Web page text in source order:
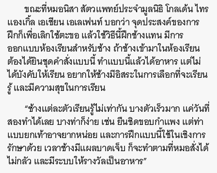
ขณะที่หมอนิสา สัตวแพทย์ประจำมูลนิธิ โกลเด้น ไทร
แองเกิ้ล เอเชียน เอเลเฟนท์ บอกว่า จุดประสงค์ของการ
ฝึกก็เพื่อเลิกใช้ตะขอ แล้วใช้วิธีนี้ฝึกช้างแทน มีการ
ออกแบบห้องเรียนสำหรับช้าง ถ้าช้างเข้ามาในห้องเรียน
ต้องได้ยินชุดคำสั่งแบบนี้ ทำแบบนี้แล้วได้อาหาร แต่ไม่
ได้บังคับให้เรียน อยากให้ช้างมีอิสระในการเลือกที่จะเรียน
รู้ และมีความสุขในการเรียน
“ช้างแต่ละตัวเรียนรู้ไม่เท่ากัน บางตัวเร็วมาก แค่วันที่
สองทำได้เลย บางท่าก็ง่าย เช่น ยืนชิดขอบกำแพง แต่ท่า
แบบยกเท้าอาจยากหน่อย และการฝึกแบบนี้ใช้ในเชิงการ
รักษาด้วย เวลาช้างมีแผลบาดเจ็บ ก็จะทำตามที่หมอสั่งได้
ไม่กลัว และมีระบบให้รางวัลเป็นอาหาร”